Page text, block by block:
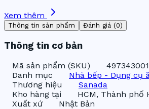
Xem thêm
Thông tin sản phẩm Đánh giá (0)
Thông tin cơ bản
Mã sản phẩm (SKU)
Danh mục
Nhà bếp - Dụng cụ
Thương hiệu
Sanada
Kho hàng tại
HCM, Thành phố
Xuất xứ
Nhật Bản